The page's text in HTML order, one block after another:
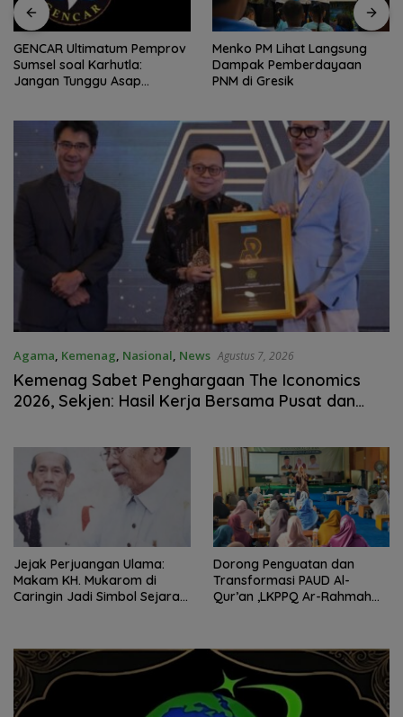
GENCAR Ultimatum Pemprov
Sumsel soal Karhutla:
Jangan Tunggu Asap
Menko PM Lihat Langsung
Dampak Pemberdayaan
PNM di Gresik
Agama, Kemenag, Nasional, News Agustus 7, 2026
Kemenag Sabet Penghargaan The Iconomics
2026, Sekjen: Hasil Kerja Bersama Pusat dan
Jejak Perjuangan Ulama:
Makam KH. Mukarom di
Caringin Jadi Simbol Sejarah
Dorong Penguatan dan
Transformasi PAUD Al-
Qur’an ,LKPPQ Ar-Rahmah